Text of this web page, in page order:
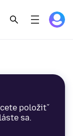
položiť
sa.